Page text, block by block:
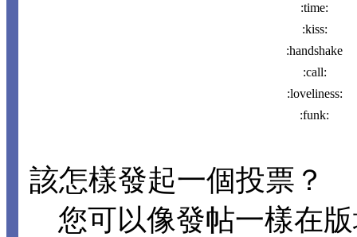
:time:
:kiss:
:handshake
:call:
:loveliness:
:funk:
該怎樣發起一個投票？
您可以像發帖一樣在